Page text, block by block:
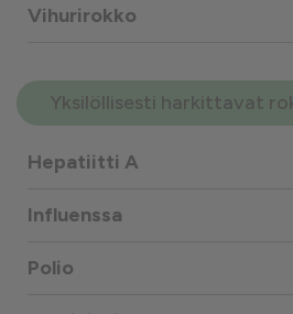
Vihurirokko
Yksilöllisesti harkittavat
Hepatiitti A
Influenssa
Polio